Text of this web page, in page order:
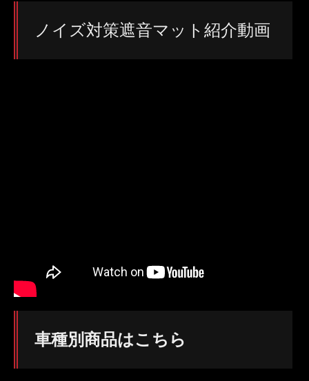
ノイズ対策遮音マット紹介動画
車種別商品はこちら